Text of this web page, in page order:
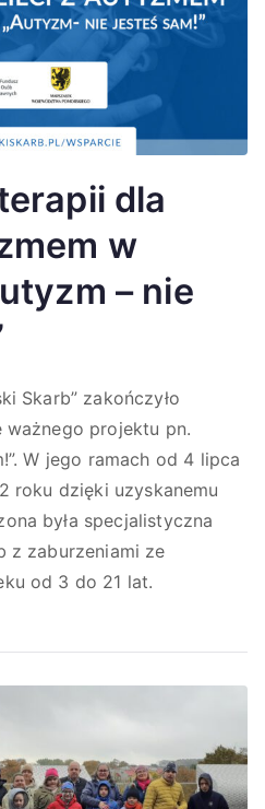
dla
w
– nie
Skarb” zakończyło
ważnego projektu pn.
W jego ramach od 4 lipca
roku dzięki uzyskanemu
była specjalistyczna
z zaburzeniami ze
od 3 do 21 lat.